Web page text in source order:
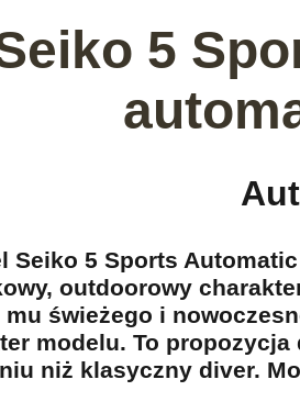
5
Seiko 5 Sports
outdoorowy
mu świeżego i
modelu. To
niż klasyczny diver.